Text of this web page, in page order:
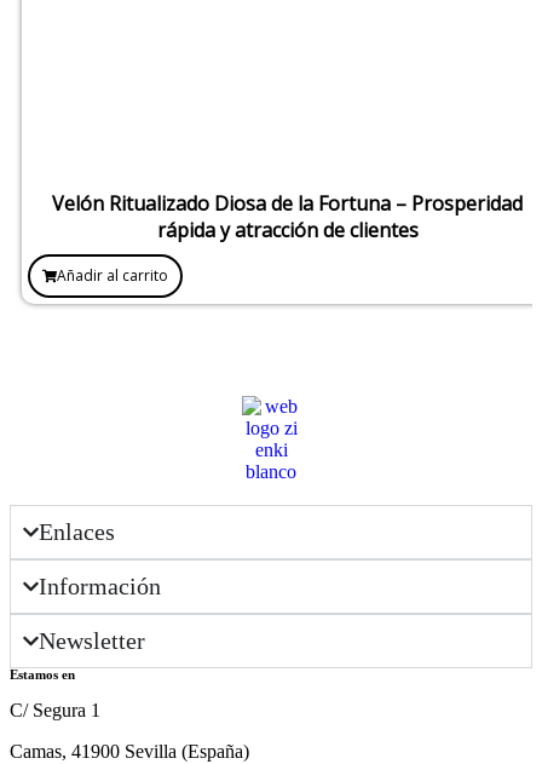
Velón Ritualizado Diosa de la Fortuna – Prosperidad
rápida y atracción de clientes
Añadir al carrito
Enlaces
Información
Newsletter
Estamos en
C/ Segura 1
Camas, 41900 Sevilla (España)